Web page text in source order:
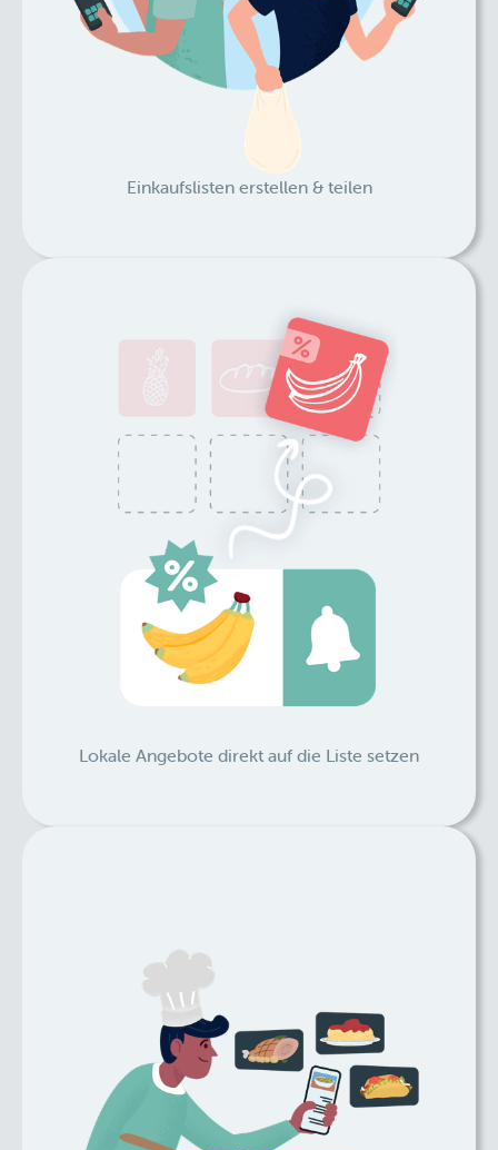
Einkaufslisten erstellen & teilen
Lokale Angebote direkt auf die Liste setzen